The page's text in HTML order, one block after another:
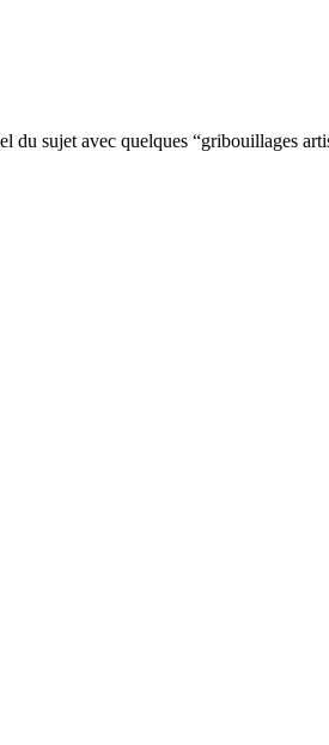
du sujet avec quelques “gribouillages